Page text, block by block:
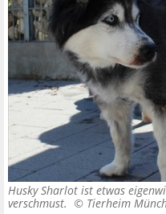
Husky Sharlot ist etwas
verschmust. © Tierheim